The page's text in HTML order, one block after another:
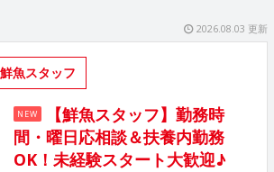
2026.08.03 更新
魚スタッフ
NEW
【鮮魚スタッフ】勤務時
間・曜日応相談＆扶養内勤務
OK！未経験スタート大歓迎♪